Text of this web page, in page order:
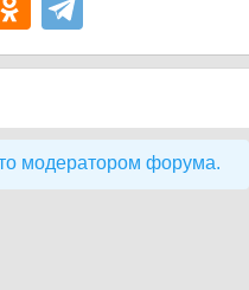
модератором форума.